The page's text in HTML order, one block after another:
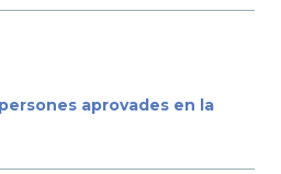
aprovades en la